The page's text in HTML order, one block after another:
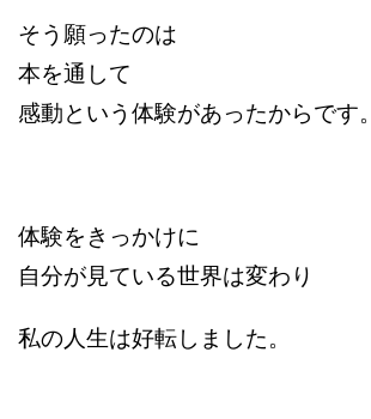
そう願ったのは
本を通して
感動という体験があったからです。
体験をきっかけに
自分が見ている世界は変わり
私の人生は好転しました。